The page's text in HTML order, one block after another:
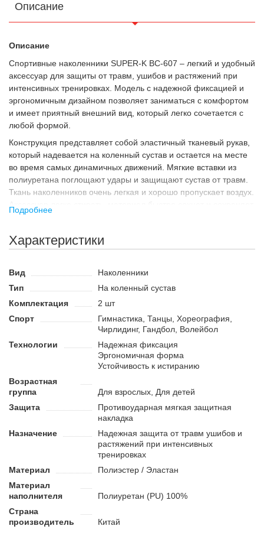
Описание
Описание
Спортивные наколенники SUPER-K BC-607 – легкий и удобный
аксессуар для защиты от травм, ушибов и растяжений при
интенсивных тренировках. Модель с надежной фиксацией и
эргономичным дизайном позволяет заниматься с комфортом
и имеет приятный внешний вид, который легко сочетается с
любой формой.
Конструкция представляет собой эластичный тканевый рукав,
который надевается на коленный сустав и остается на месте
во время самых динамичных движений. Мягкие вставки из
полиуретана поглощают удары и защищают сустав от травм.
Ткань наколенников очень легкая и хорошо пропускает воздух.
форму. В комплекте поставляется два наколенника на обе
Назначение
использоваться взрослыми и детьми во время занятий
игровыми видами спорта, гимнастикой, танцами и
чирлидингом. Разнообразие цветов позволяет подобрать
модель под форму или инвентарь.
Наколенники облегают ногу и не перекручиваются.
Мягкая накладка защищает без давления.
Подходят взрослым и детям для занятий различными
активностями.
Подробнее
Характеристики
Вид
Наколенники
Тип
На коленный сустав
Комплектация
2 шт
Спорт
Гимнастика, Танцы, Хореография,
Чирлидинг, Гандбол, Волейбол
Технологии
Надежная фиксация
Эргономичная форма
Устойчивость к истиранию
Возрастная
группа
Для взрослых, Для детей
Защита
Противоударная мягкая защитная
накладка
Назначение
Надежная защита от травм ушибов и
растяжений при интенсивных
тренировках
Материал
Полиэстер / Эластан
Материал
наполнителя
Полиуретан (PU) 100%
Страна
производитель
Китай